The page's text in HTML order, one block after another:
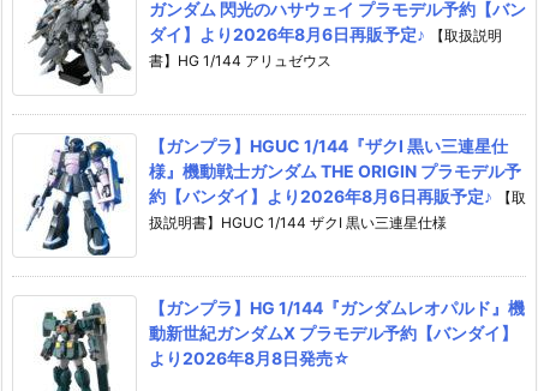
ガンダム 閃光のハサウェイ プラモデル予約【バン
ダイ】より2026年8月6日再販予定♪
【取扱説明
書】HG 1/144 アリュゼウス
【ガンプラ】HGUC 1/144『ザクI 黒い三連星仕
様』機動戦士ガンダム THE ORIGIN プラモデル予
約【バンダイ】より2026年8月6日再販予定♪
【取
扱説明書】HGUC 1/144 ザクI 黒い三連星仕様
【ガンプラ】HG 1/144『ガンダムレオパルド』機
動新世紀ガンダムX プラモデル予約【バンダイ】
より2026年8月8日発売☆